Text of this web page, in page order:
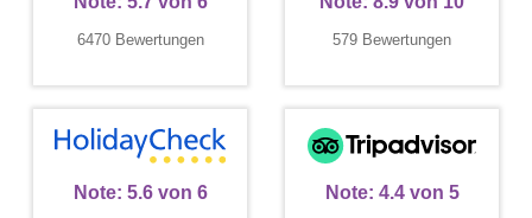
6470 Bewertungen 579 Bewertungen
Note: 5.6 von 6 Note: 4.4 von 5